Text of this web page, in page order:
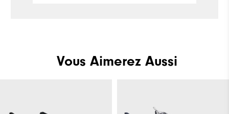
Vous Aimerez Aussi